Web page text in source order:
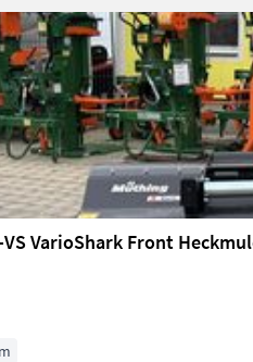
VarioShark Front